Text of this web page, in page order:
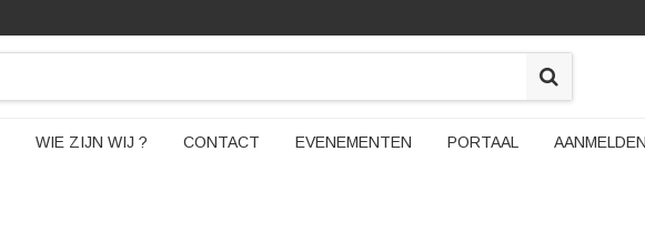
WIE ZIJN WIJ ? CONTACT EVENEMENTEN PORTAAL AANMELDEN